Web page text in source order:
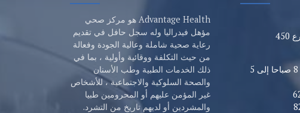
من الإثنين إلى الجمعة، من 8 صباحا إلى 5
Advantage Health هو مركز صحي
مؤهل فيدراليا وله سجل حافل في تقديم
رعاية صحية شاملة وعالية الجودة وفعالة
من حيث التكلفة ووقائية وأولية ، بما في
ذلك الخدمات الطبية وطب الأسنان
والصحة السلوكية والاجتماعية ، للأشخاص
غير المؤمن عليهم أو المحرومين طبيا
والمشردين أو لديهم تاريخ من التشرد.